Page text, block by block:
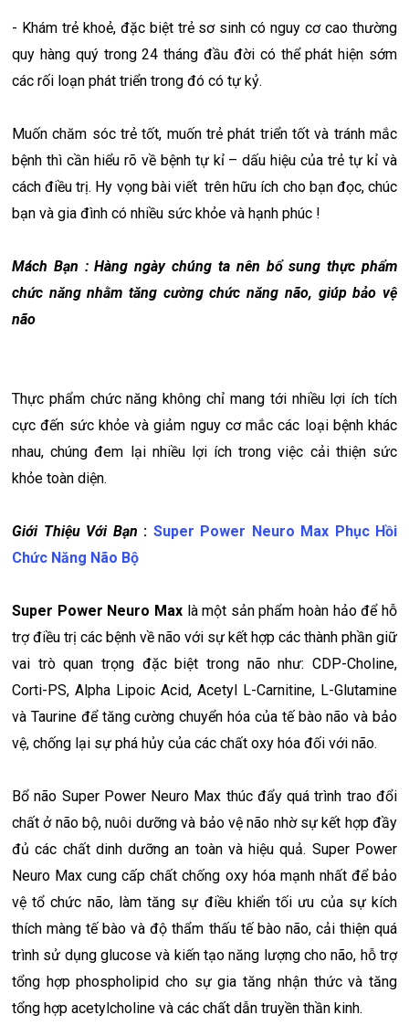
- Khám trẻ khoẻ, đặc biệt trẻ sơ sinh có nguy cơ cao thường
quy hàng quý trong 24 tháng đầu đời có thể phát hiện sớm
các rối loạn phát triển trong đó có tự kỷ.
Muốn chăm sóc trẻ tốt, muốn trẻ phát triển tốt và tránh mắc
bệnh thì cần hiểu rõ về bệnh tự kỉ – dấu hiệu của trẻ tự kỉ và
cách điều trị. Hy vọng bài viết trên hữu ích cho bạn đọc, chúc
bạn và gia đình có nhiều sức khỏe và hạnh phúc !
Mách Bạn :Hàng ngày chúng ta nên bổ sung thực phẩm
chức năng nhằm tăng cường chức năng não, giúp bảo vệ
não
Thực phẩm chức năng không chỉ mang tới nhiều lợi ích tích
cực đến sức khỏe và giảm nguy cơ mắc các loại bệnh khác
nhau, chúng đem lại nhiều lợi ích trong việc cải thiện sức
khỏe toàn diện.
Giới Thiệu Với Bạn : Super Power Neuro Max Phục Hồi
Chức Năng Não Bộ
Super Power Neuro Maxlà một sản phẩm hoàn hảo để hỗ
trợ điều trị các bệnh về não với sự kết hợp các thành phần giữ
vai trò quan trọng đặc biệt trong não như: CDP-Choline,
Corti-PS, Alpha Lipoic Acid, Acetyl L-Carnitine, L-Glutamine
và Taurine để tăng cường chuyển hóa của tế bào não và bảo
vệ, chống lại sự phá hủy của các chất oxy hóa đối với não.
Bổ não Super Power Neuro Max thúc đẩy quá trình trao đổi
chất ở não bộ, nuôi dưỡng và bảo vệ não nhờ sự kết hợp đầy
đủ các chất dinh dưỡng an toàn và hiệu quả. Super Power
Neuro Max cung cấp chất chống oxy hóa mạnh nhất để bảo
vệ tổ chức não, làm tăng sự điều khiển tối ưu của sự kích
thích màng tế bào và độ thẩm thấu tế bào não, cải thiện quá
trình sử dụng glucose và kiến tạo năng lượng cho não, hỗ trợ
tổng hợp phospholipid cho sự gia tăng nhận thức và tăng
tổng hợp acetylcholine và các chất dẫn truyền thần kinh.